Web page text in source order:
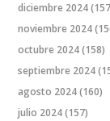
diciembre 2024
noviembre 2024
octubre 2024(158)
septiembre 2024
agosto 2024(160)
julio 2024(157)